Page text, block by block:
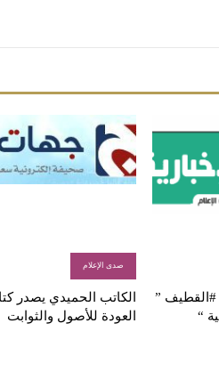
#القطيف ”
“
صدى الإعلام
الكاتب الحميدي يصدر
العودة للأصول والثوابت